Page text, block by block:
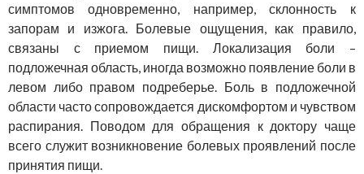
симптомов одновременно, например, склонность к
запорам и изжога. Болевые ощущения, как правило,
связаны с приемом пищи. Локализация боли –
подложечная область, иногда возможно появление боли в
левом либо правом подреберье. Боль в подложечной
области часто сопровождается дискомфортом и чувством
распирания. Поводом для обращения к доктору чаще
всего служит возникновение болевых проявлений после
принятия пищи.